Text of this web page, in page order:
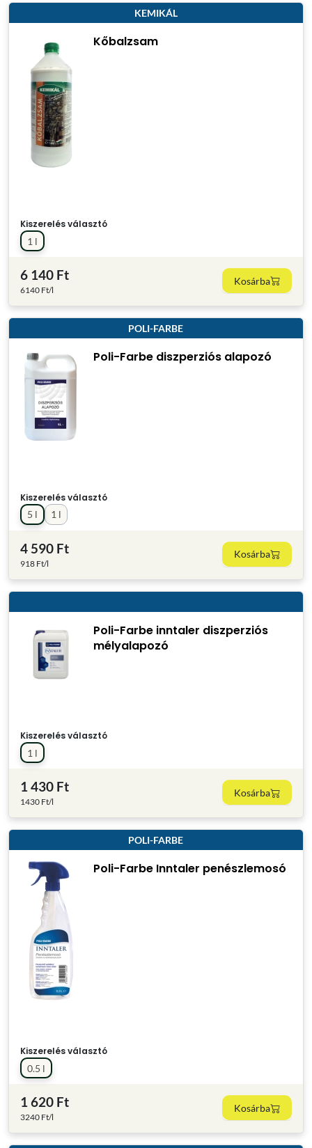
KEMIKÁL
Kőbalzsam
Kiszerelés választó
1 l
6 140 Ft
6140 Ft/l
Kosárba
POLI-FARBE
Poli-Farbe diszperziós alapozó
Kiszerelés választó
1 l
5 l
4 590 Ft
918 Ft/l
Kosárba
Poli-Farbe inntaler diszperziós
mélyalapozó
Kiszerelés választó
1 l
1 430 Ft
1430 Ft/l
Kosárba
POLI-FARBE
Poli-Farbe Inntaler penészlemosó
Kiszerelés választó
0.5 l
1 620 Ft
3240 Ft/l
Kosárba